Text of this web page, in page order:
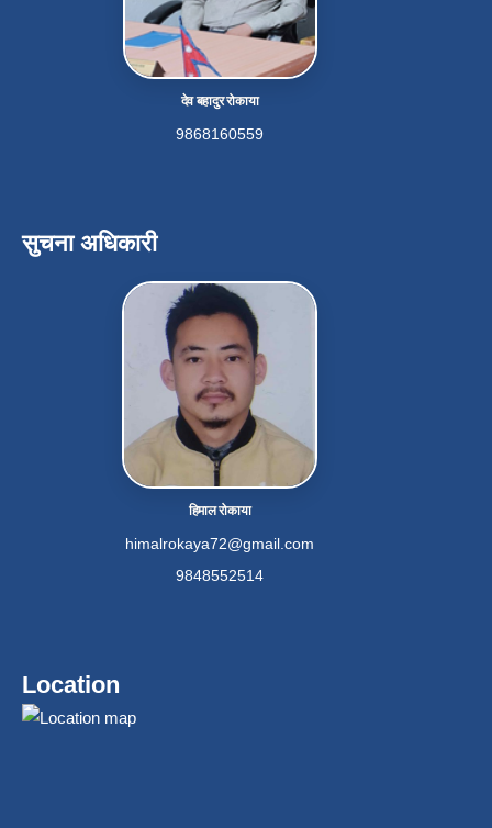
देव बहादुर रोकाया
9868160559
सुचना अधिकारी
हिमाल रोकाया
himalrokaya72@gmail.com
9848552514
Location